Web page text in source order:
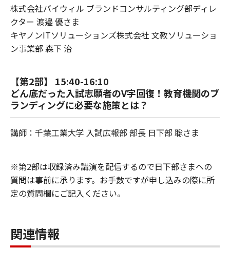
株式会社バイウィル ブランドコンサルティング部ディレ
クター 渡邉 優さま
キヤノンITソリューションズ株式会社 文教ソリューショ
ン事業部 森下 治
【第2部】 15:40-16:10
どん底だった入試志願者のV字回復！教育機関のブ
ランディングに必要な施策とは？
講師：千葉工業大学 入試広報部 部長 日下部 聡さま
※第2部は収録済み講演を配信するので日下部さまへの
質問は事前に承ります。お手数ですが申し込みの際に所
定の質問欄にご記入ください。
関連情報